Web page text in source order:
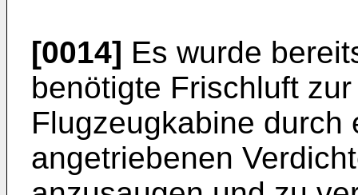
[0014] Es wurde
benötigte Frischluft
Flugzeugkabine durch
angetriebenen